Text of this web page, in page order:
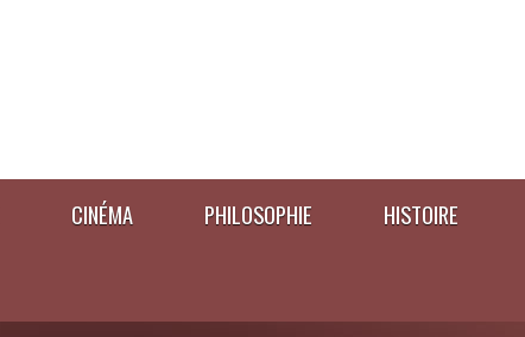
CINÉMA PHILOSOPHIE HISTOIRE